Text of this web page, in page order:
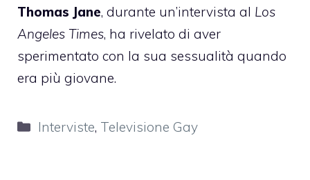
Thomas Jane, durante un’intervista al Los
Angeles Times, ha rivelato di aver
sperimentato con la sua sessualità quando
era più giovane.
Categorie
Interviste, Televisione Gay